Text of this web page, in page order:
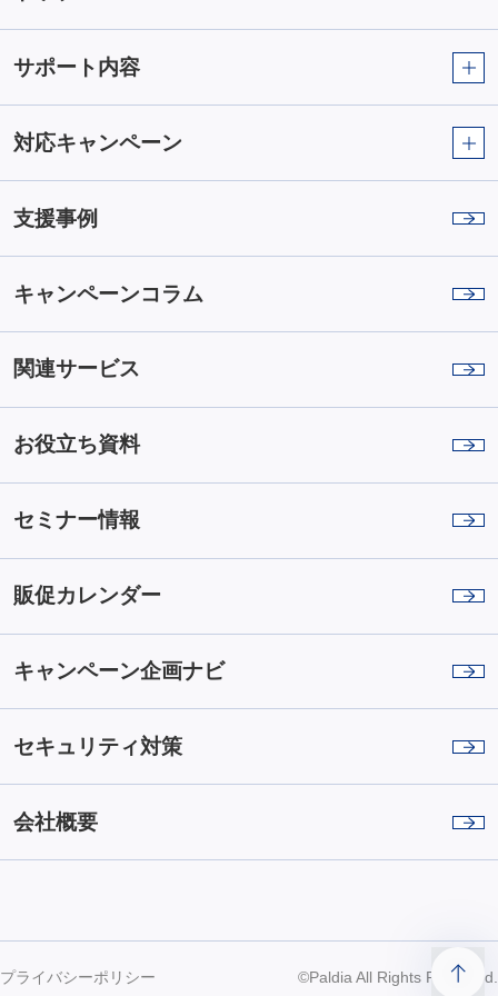
サポート内容
対応キャンペーン
支援事例
キャンペーンコラム
関連サービス
お役立ち資料
セミナー情報
販促カレンダー
キャンペーン企画ナビ
セキュリティ対策
会社概要
プライバシーポリシー ©Paldia All Rights Reserved.